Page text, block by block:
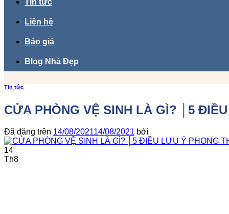
Tin tức
Liên hệ
Báo giá
Blog Nhà Đẹp
Tin tức
CỬA PHÒNG VỆ SINH LÀ GÌ? │5
Đã đăng trên 14/08/202114/08/2021 bởi
14
Th8